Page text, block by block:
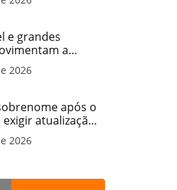
e grandes
a
Cineflix do
2026
após o
atualização
dos filhos
2026